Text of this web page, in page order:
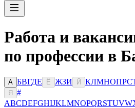
Работа и
по профессии в
А БВГДЕ Ё ЖЗИ Й КЛМНОПРС
Я
#
ABCDEFGHIJKLMNOPQRSTUVW